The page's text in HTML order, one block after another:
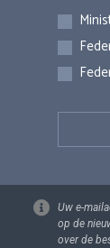
Uw e-
op de
over de